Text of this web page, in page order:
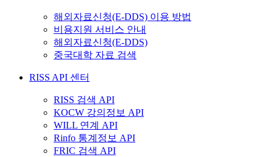
해외자료신청(E-DDS) 이용 방법
비용지원 서비스 안내
해외자료신청(E-DDS)
중국대학 자료 검색
RISS API 센터
RISS 검색 API
KOCW 강의정보 API
WILL 연계 API
Rinfo 통계정보 API
FRIC 검색 API